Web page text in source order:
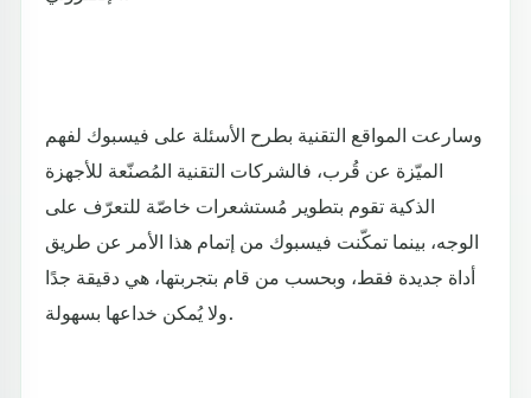
وسارعت المواقع التقنية بطرح الأسئلة على فيسبوك لفهم
الميّزة عن قُرب، فالشركات التقنية المُصنّعة للأجهزة
الذكية تقوم بتطوير مُستشعرات خاصّة للتعرّف على
الوجه، بينما تمكّنت فيسبوك من إتمام هذا الأمر عن طريق
أداة جديدة فقط، وبحسب من قام بتجربتها، هي دقيقة جدًا
ولا يُمكن خداعها بسهولة.